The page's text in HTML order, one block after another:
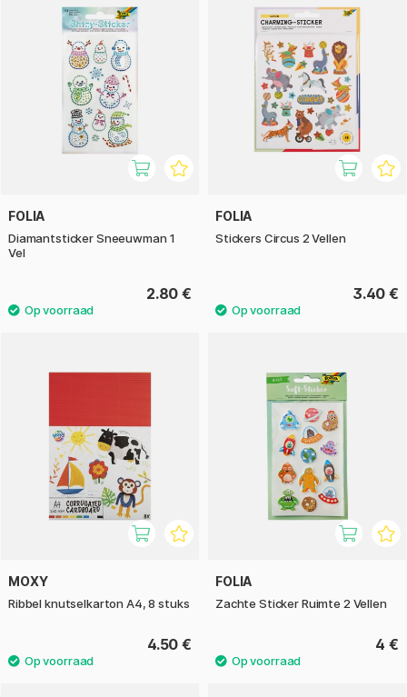
FOLIA
Diamantsticker Sneeuwman 1
Vel
2.80 €
FOLIA
Stickers Circus 2 Vellen
3.40 €
MOXY
Ribbel knutselkarton A4, 8 stuks
4.50 €
FOLIA
Zachte Sticker Ruimte 2 Vellen
4 €